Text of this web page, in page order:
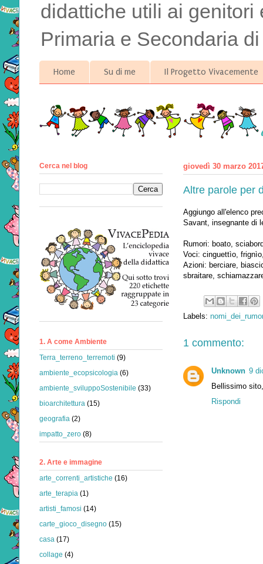
didattiche utili ai
Primaria e Secondaria
Home Su di me Il Progetto Vivacemente
giovedì 30 marzo
Altre parole per
Aggiungo all'elenco
Savant, insegnante di
Rumori: boato,
Voci: cinguettìo,
Azioni: berciare,
sbraitare,
Labels:
1 commento:
Unknown 9
Bellissimo
Rispondi
Cerca nel blog
1. A come Ambiente
Terra_terreno_terremoti (9)
ambiente_ecopsicologia (6)
ambiente_sviluppoSostenibile (33)
bioarchitettura (15)
geografia (2)
impatto_zero (8)
2. Arte e immagine
arte_correnti_artistiche (16)
arte_terapia (1)
artisti_famosi (14)
carte_gioco_disegno (15)
casa (17)
collage (4)